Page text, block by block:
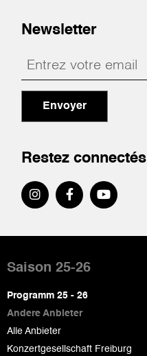
Newsletter
Envoyer
Restez connectés
de
page
Saison 25-26
Programm 25 - 26
Andere Anbieter
Alle Anbieter
Konzertgesellschaft Freiburg